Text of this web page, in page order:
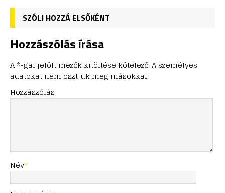
SZÓLJ HOZZÁ ELSŐKÉNT
Hozzászólás írása
A *-gal jelölt mezők kitöltése kötelező. A személyes
adatokat nem osztjuk meg másokkal.
Hozzászólás
Név*